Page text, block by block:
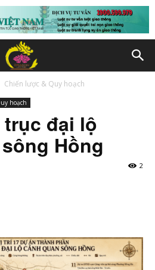
Chiến lược & Quy hoạch
hoạch
đại lộ
Hồng
2